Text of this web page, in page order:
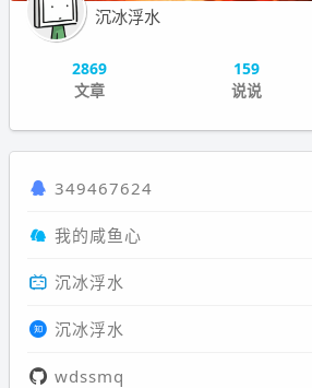
沉冰浮水
2869
文章
159
说说
349467624
我的咸鱼心
沉冰浮水
沉冰浮水
wdssmq